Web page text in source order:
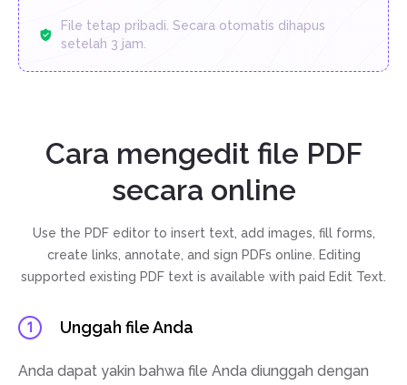
File tetap pribadi. Secara otomatis dihapus
setelah 3 jam.
Cara mengedit file PDF
secara online
Use the PDF editor to insert text, add images, fill forms,
create links, annotate, and sign PDFs online. Editing
supported existing PDF text is available with paid Edit Text.
1 Unggah file Anda
Anda dapat yakin bahwa file Anda diunggah dengan